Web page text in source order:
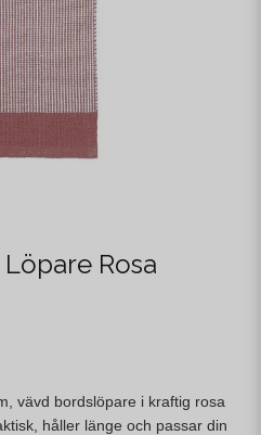
Rosa
vävd bordslöpare i kraftig rosa
håller länge och passar din